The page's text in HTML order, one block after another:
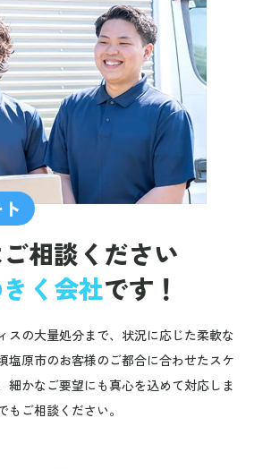
相談ください
く会社です！
スの大量処分まで、状況に応じた柔軟な
塩原市のお客様のご都合に合わせたスケ
細かなご要望にも真心を込めて対応しま
ご相談ください。